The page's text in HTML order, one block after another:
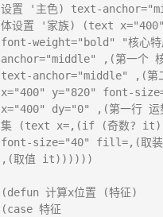
设置 '主色) text-
体设置 '家族) (text
font-weight="bold" "核心
anchor="middle" ,(第一个
text-anchor="middle" ,(第
x="400" y="820" font-
x="400" dy="0" ,(第一行
集 (text x=,(if (奇数? it)
font-size="40" fill=,(取装
,(取值 it))))))
(defun 计算x位置 (特征)
(case 特征